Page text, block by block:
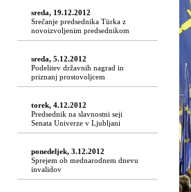
sreda, 19.12.2012
Srečanje predsednika Türka z
novoizvoljenim predsednikom
sreda, 5.12.2012
Podelitev državnih nagrad in
priznanj prostovoljcem
torek, 4.12.2012
Predsednik na slavnostni seji
Senata Univerze v Ljubljani
ponedeljek, 3.12.2012
Sprejem ob mednarodnem dnevu
invalidov